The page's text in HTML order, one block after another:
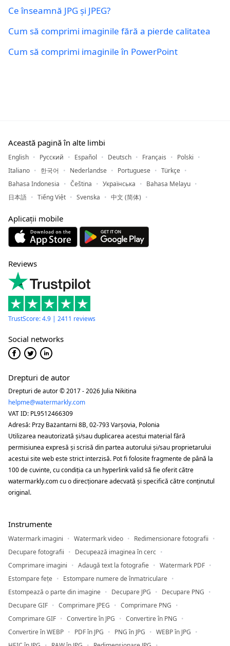
Ce înseamnă JPG și JPEG?
Cum să comprimi imaginile fără a pierde calitatea
Cum să comprimi imaginile în PowerPoint
Această pagină în alte limbi
English Русский Español Deutsch Français
Polski
Italiano
한국어 Nederlandse Portuguese
Türkçe
Bahasa Indonesia
Čeština Українська
Bahasa Melayu
日本語
Tiếng Việt Svenska 中文 (简体)
Aplicații mobile
Reviews
TrustScore: 4.9 | 2411 reviews
Social networks
Drepturi de autor
Drepturi de autor © 2017 - 2026 Julia Nikitina
helpme@watermarkly.com
VAT ID: PL9512466309
Adresă: Przy Bażantarni 8B, 02-793 Varșovia, Polonia
Utilizarea neautorizată și/sau duplicarea acestui material fără
permisiunea expresă și scrisă din partea autorului și/sau proprietarului
acestui site web este strict interzisă. Pot fi folosite fragmente de până la
100 de cuvinte, cu condiția ca un hyperlink valid să fie oferit către
watermarkly.com cu o direcționare adecvată și specifică către conținutul
original.
Instrumente
Watermark imagini Watermark video
Redimensionare fotografii
Decupare fotografii
Decupează imaginea în cerc
Comprimare imagini
Adaugă text la fotografie
Watermark PDF
Estompare fețe
Estompare numere de înmatriculare
Estompează o parte din imagine
Decupare JPG
Decupare PNG
Decupare GIF
Comprimare JPEG
Comprimare PNG
Comprimare GIF
Convertire în JPG
Convertire în PNG
Convertire în WEBP
PDF în JPG PNG în JPG
WEBP în JPG